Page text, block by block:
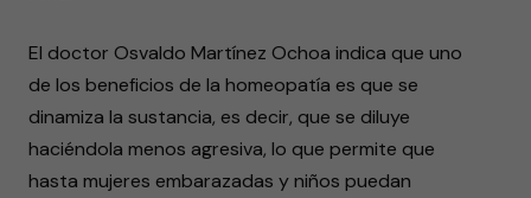
El doctor Osvaldo Martínez Ochoa indica que uno
de los beneficios de la homeopatía es que se
dinamiza la sustancia, es decir, que se diluye
haciéndola menos agresiva, lo que permite que
hasta mujeres embarazadas y niños puedan